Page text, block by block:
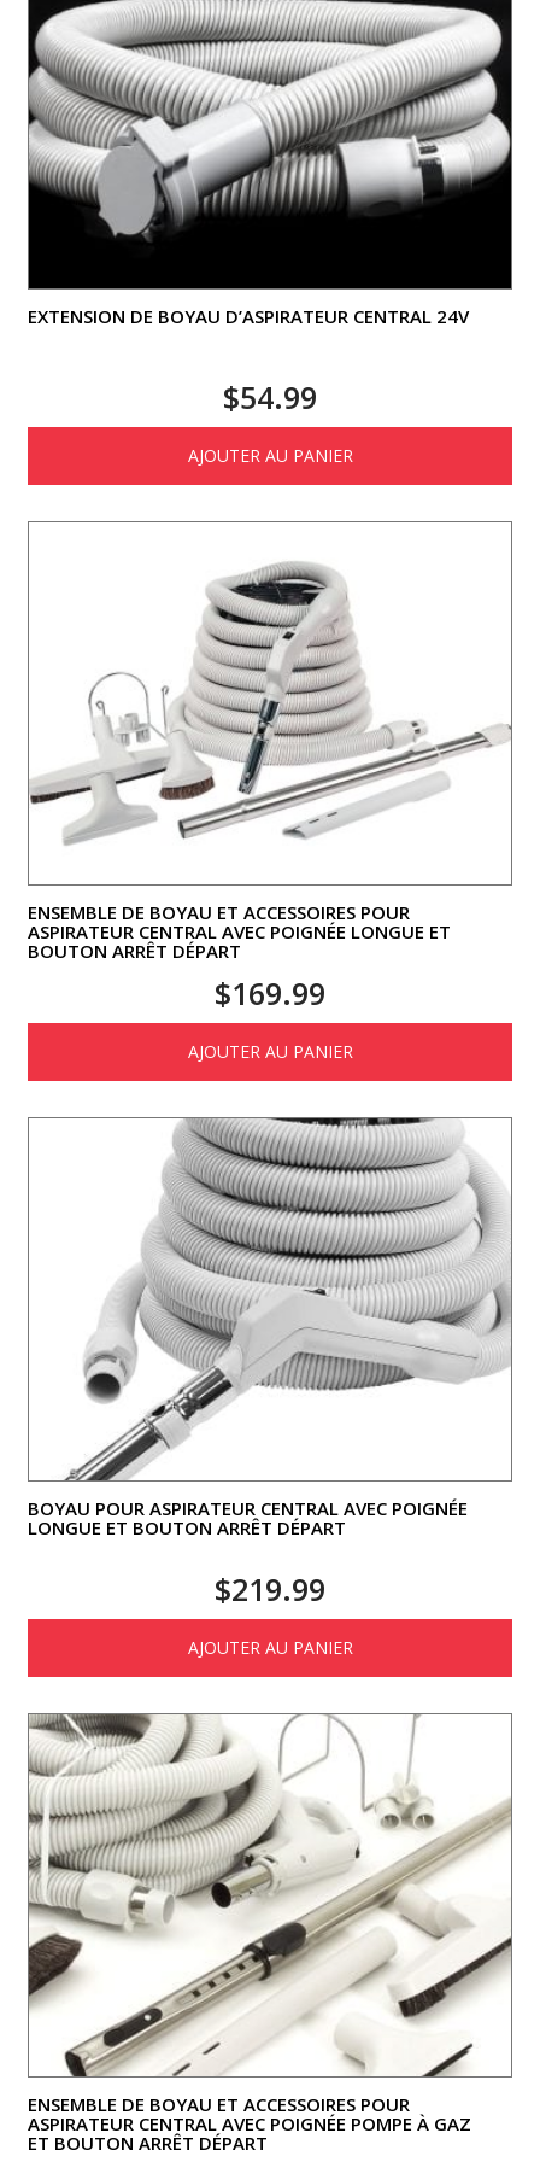
EXTENSION DE BOYAU D’ASPIRATEUR CENTRAL 24V
$54.99
AJOUTER AU PANIER
ENSEMBLE DE BOYAU ET ACCESSOIRES POUR
ASPIRATEUR CENTRAL AVEC POIGNÉE LONGUE ET
BOUTON ARRÊT DÉPART
$169.99
AJOUTER AU PANIER
BOYAU POUR ASPIRATEUR CENTRAL AVEC POIGNÉE
LONGUE ET BOUTON ARRÊT DÉPART
$219.99
AJOUTER AU PANIER
ENSEMBLE DE BOYAU ET ACCESSOIRES POUR
ASPIRATEUR CENTRAL AVEC POIGNÉE POMPE À GAZ
ET BOUTON ARRÊT DÉPART